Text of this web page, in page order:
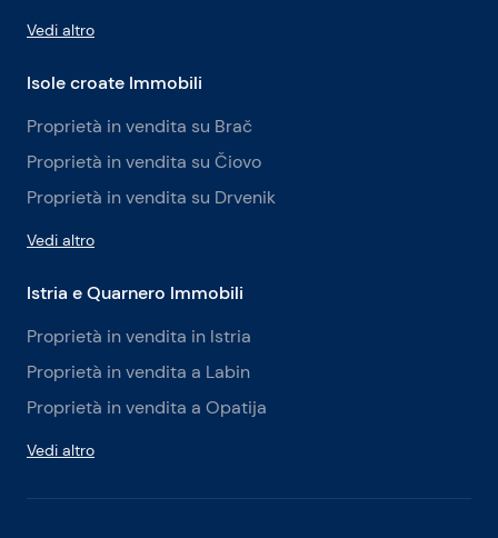
Vedi altro
Isole croate Immobili
Proprietà in vendita su Brač
Proprietà in vendita su Čiovo
Proprietà in vendita su Drvenik
Vedi altro
Istria e Quarnero Immobili
Proprietà in vendita in Istria
Proprietà in vendita a Labin
Proprietà in vendita a Opatija
Vedi altro